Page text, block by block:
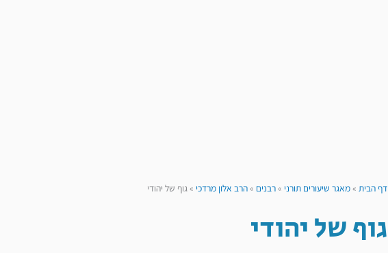
דף הבית »מאגר שיעורים תורני »רבנים »הרב אלון מרדכי »גוף של יהודי
גוף של יהודי